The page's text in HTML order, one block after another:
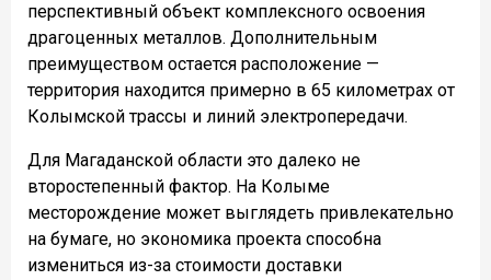
перспективный объект комплексного освоения
драгоценных металлов. Дополнительным
преимуществом остается расположение —
территория находится примерно в 65 километрах от
Колымской трассы и линий электропередачи.
Для Магаданской области это далеко не
второстепенный фактор. На Колыме
месторождение может выглядеть привлекательно
на бумаге, но экономика проекта способна
измениться из-за стоимости доставки